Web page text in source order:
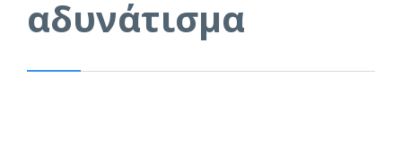
αδυνάτισμα